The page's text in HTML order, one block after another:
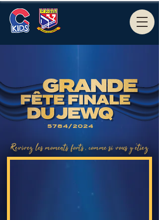
5784/2024
Revivez les moments forts, comme si vous y étiez